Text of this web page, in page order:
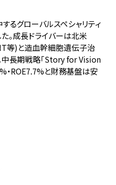
るグローバルスペシャリティ
。成長ドライバーは北米
等)と造血幹細胞遺伝子治
中長期戦略「Story for Vision
・ROE7.7%と財務基盤は安